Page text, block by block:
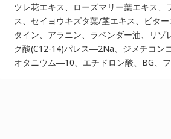
ツレ花エキス、ローズマリー葉エキス、
ス、セイヨウキズタ葉/茎エキス、ビタ
タイン、アラニン、ラベンダー油、リゾ
ク酸(C12-14)パレス―2Na、ジメチコン
オタニウム―10、エチドロン酸、BG、